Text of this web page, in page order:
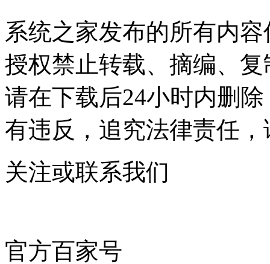
系统之家发布的所有内
授权禁止转载、摘编、
请在下载后24小时内删
有违反，追究法律责任
关注或联系我们
官方百家号